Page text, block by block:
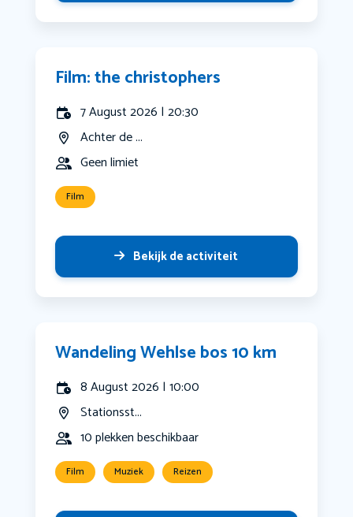
Film: the christophers
7 August 2026 | 20:30
Achter de ...
Geen limiet
Film
Bekijk de activiteit
Wandeling Wehlse bos 10 km
8 August 2026 | 10:00
Stationsst...
10 plekken beschikbaar
Film Muziek Reizen